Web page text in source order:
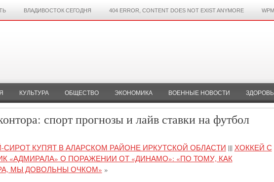
ВЛАДИВОСТОК СЕГОДНЯ 404 ERROR, CONTENT DOES NOT EXIST ANYMORE
КУЛЬТУРА ОБЩЕСТВО ЭКОНОМИКА ВОЕННЫЕ НОВОСТИ
спорт прогнозы и лайв ставки на футбол
СИРОТ КУПЯТ В АЛАРСКОМ РАЙОНЕ ИРКУТСКОЙ ОБЛАСТИ ||| ХОККЕЙ С
«АДМИРАЛА» О ПОРАЖЕНИИ ОТ «ДИНАМО»: «ПО ТОМУ, КАК
МЫ ДОВОЛЬНЫ ОЧКОМ» »